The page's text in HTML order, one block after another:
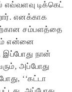
எவ்வளவு டிக்கெட்
எனக்காக
சம்பளத்தை
என்னை
இப்போது நான்
அப்போது
‘‘கட்டா